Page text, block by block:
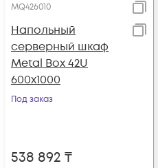
MQ426010
Напольный
серверный шкаф
Metal Box 42U
600х1000
Под заказ
538 892 ₸